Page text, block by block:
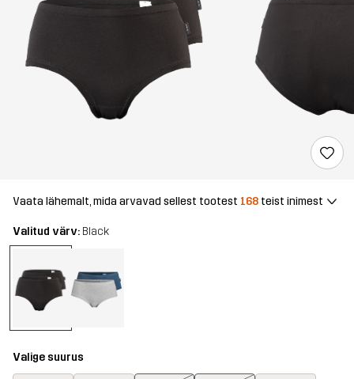
Vaata lähemalt, mida arvavad sellest tootest 168 teist inimest
Valitud värv: Black
Valige suurus